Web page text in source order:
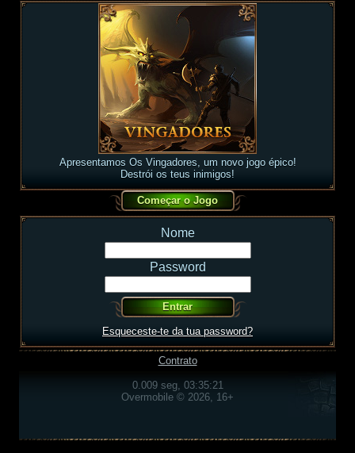
Apresentamos Os Vingadores, um novo jogo épico!
Destrói os teus inimigos!
Nome
Password
Esqueceste-te da tua password?
Contrato
0.009 seg, 03:35:21
Overmobile © 2026, 16+